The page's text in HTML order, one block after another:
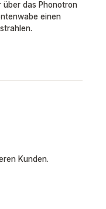
über das Phonotron
einen
5 Sternen
Kunden.